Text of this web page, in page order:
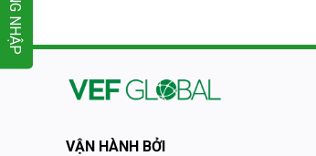
VẬN HÀNH BỞI